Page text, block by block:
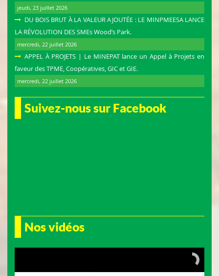
jeudi, 23 juillet 2026
DU BOIS BRUT À LA VALEUR AJOUTÉE : LE MINPMEESA LANCE
LA RÉVOLUTION DES SMEs Wood’s Park.
mercredi, 22 juillet 2026
APPEL À PROJETS | Le MINEPAT lance un Appel à Projets en
faveur des TPME, Coopératives, GIC et GIE.
mercredi, 22 juillet 2026
Suivez-nous sur Facebook
Nos vidéos